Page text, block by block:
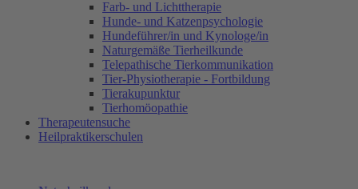
Farb- und Lichttherapie
Hunde- und Katzenpsychologie
Hundeführer/in und Kynologe/in
Naturgemäße Tierheilkunde
Telepathische Tierkommunikation
Tier-Physiotherapie - Fortbildung
Tierakupunktur
Tierhomöopathie
Therapeutensuche
Heilpraktikerschulen